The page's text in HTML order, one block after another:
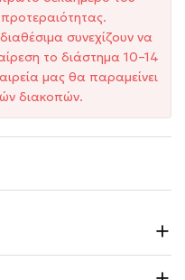
συνεχίζουν να
το διάστημα 10–14
μας θα παραμείνει
διακοπών.